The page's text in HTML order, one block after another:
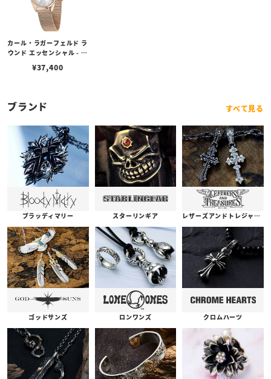
カール・ラガーフェルド ラ
ウンド エッセンシャル - シ
ャー ダイヤル ローズゴー
¥37,400
ブランド すべて見る
ブラッディマリー スターリンギア レザーズアンドトレジャーズ
ゴッドサンズ ロンワンズ クロムハーツ